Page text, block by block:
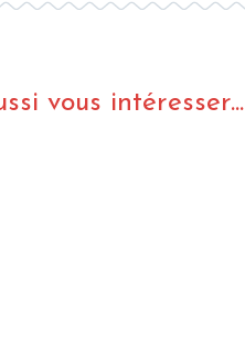
vous intéresser...